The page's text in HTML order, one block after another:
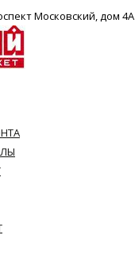
Московский, дом 4А